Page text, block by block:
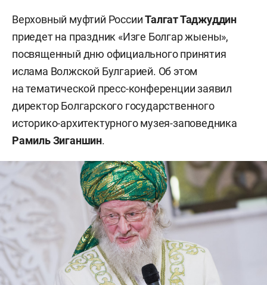
Верховный муфтий РоссииТалгат Таджуддин
приедет на праздник «Изге Болгар жыены»,
посвященный дню официального принятия
ислама Волжской Булгарией. Об этом
на тематической пресс-конференции заявил
директор Болгарского государственного
историко-архитектурного музея-заповедника
Рамиль Зиганшин.